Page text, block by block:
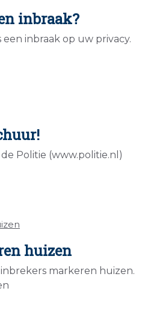
inbraak?
een inbraak op uw privacy.
Politie (www.politie.nl)
huizen
markeren huizen.